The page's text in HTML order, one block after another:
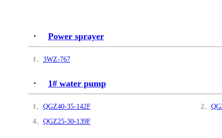
· Power sprayer
1、 3WZ-767
· 1# water pump
1、 QGZ40-35-142F 2、
4、 QGZ25-30-139F